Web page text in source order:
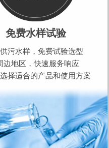
免费水样试验
污水样，免费试验选型
边地区，快速服务响应
择适合的产品和使用方案